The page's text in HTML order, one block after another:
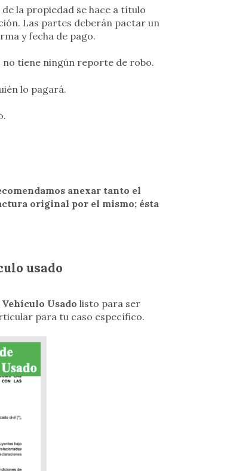
la propiedad se hace a título
Las partes deberán pactar un
y fecha de pago.
no tiene ningún reporte de robo.
lo pagará.
anexar tanto el
original por el mismo; ésta
usado
Usado listo para ser
para tu caso específico.